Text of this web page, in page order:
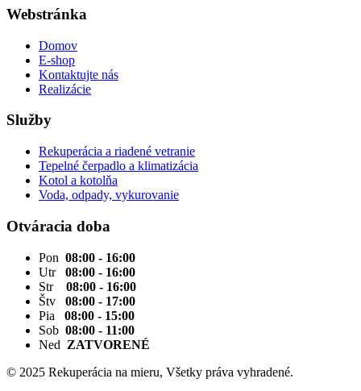
Webstránka
Domov
E-shop
Kontaktujte nás
Realizácie
Služby
Rekuperácia a riadené vetranie
Tepelné čerpadlo a klimatizácia
Kotol a kotolňa
Voda, odpady, vykurovanie
Otváracia doba
Pon 08:00 - 16:00
Utr 08:00 - 16:00
Str 08:00 - 16:00
Štv 08:00 - 17:00
Pia 08:00 - 15:00
Sob 08:00 - 11:00
Ned ZATVORENÉ
© 2025 Rekuperácia na mieru, Všetky práva vyhradené.